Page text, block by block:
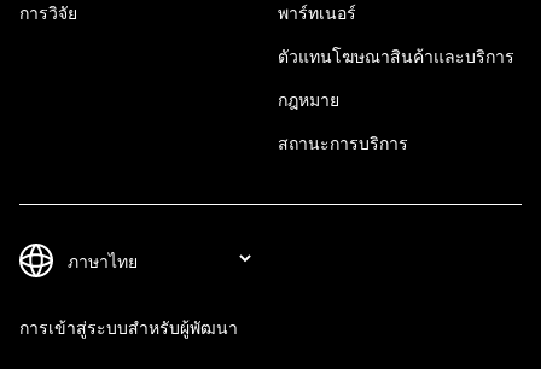
การวิจัย พาร์ทเนอร์
ตัวแทนโฆษณาสินค้าและบริการ
กฎหมาย
สถานะการบริการ
การเข้าสู่ระบบสำหรับผู้พัฒนา